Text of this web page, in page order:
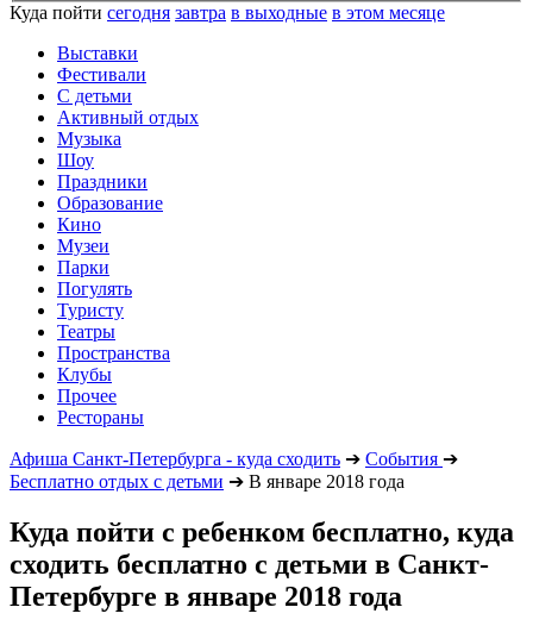
Куда пойти сегодня завтра в выходные в этом месяце
Выставки
Фестивали
С детьми
Активный отдых
Музыка
Шоу
Праздники
Образование
Кино
Музеи
Парки
Погулять
Туристу
Театры
Пространства
Клубы
Прочее
Рестораны
Афиша Санкт-Петербурга - куда сходить ➔ События ➔
Бесплатно отдых с детьми ➔ В январе 2018 года
Куда пойти с ребенком бесплатно, куда
сходить бесплатно с детьми в Санкт-
Петербурге в январе 2018 года